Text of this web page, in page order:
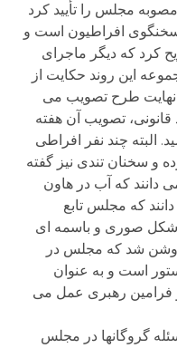
مجلس را تأیید کرد
سخنگوی افراطیون است و
کرد که دیگر ماجرای
این روند حکایت از
نهایت طرح تصویب می
تصویب آن هفته
البته چند نفر افراطی
و سخنان تندی نیز گفته
دانند که آب در هاون
که مجلس تابع
شکل صوری و باسمه ای
روشن شد که مجلس در
است و به عنوان
و فرامین رهبری عمل می
گروگانها در مجلس